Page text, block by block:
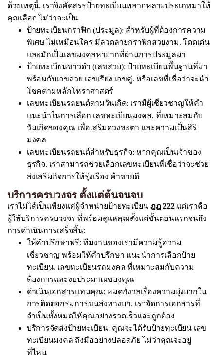
ด้วยเหตุนี้. เราจึงคัดสรรป้ายทะเบียนหลากหลายประเภทมาให้
คุณเลือก ไม่ว่าจะเป็น
ป้ายทะเบียนกราฟิก (ประมูล): สำหรับผู้ที่ต้องการความ
พิเศษ ไม่เหมือนใคร มีลวดลายกราฟิกสวยงาม. โดดเด่น
และมักเป็นเลขมงคลหายากที่ผ่านการประมูลมา
ป้ายทะเบียนขาวดำ (เลขสวย): ป้ายทะเบียนพื้นฐานที่มา
พร้อมกับเลขสวย เลขเรียง เลขคู่. หรือเลขที่เชื่อว่าจะนำ
โชคตามหลักโหราศาสตร์
เลขทะเบียนรถยนต์ตามวันเกิด: เรามีผู้เชี่ยวชาญให้คำ
แนะนำในการเลือก เลขทะเบียนมงคล. ที่เหมาะสมกับ
วันเกิดของคุณ เพื่อเสริมดวงชะตา และความเป็นสิริ
มงคล
เลขทะเบียนรถยนต์สำหรับธุรกิจ: หากคุณเป็นเจ้าของ
ธุรกิจ. เราสามารถช่วยเลือกเลขทะเบียนที่เชื่อว่าจะช่วย
ส่งเสริมกิจการให้รุ่งเรือง ค้าขายดี
บริการครบวงจร ตั้งแต่ต้นจนจบ
เราไม่ได้เป็นเพียงแค่ผู้จำหน่ายป้ายทะเบียน ฎฎ 222 แต่เราคือ
ผู้ให้บริการครบวงจร ที่พร้อมดูแลคุณตั้งแต่ขั้นตอนแรกจนถึง
การดำเนินการเสร็จสิ้น:
ให้คำปรึกษาฟรี: ทีมงานของเรามีความรู้ความ
เชี่ยวชาญ พร้อมให้คำปรึกษา แนะนำการเลือกป้าย
ทะเบียน. เลขทะเบียนรถมงคล ที่เหมาะสมกับความ
ต้องการและงบประมาณของคุณ
ดำเนินเอกสารแทนคุณ: หมดกังวลเรื่องความยุ่งยากใน
การติดต่อกรมการขนส่งทางบก. เราจัดการเอกสารที่
จำเป็นทั้งหมดให้คุณอย่างรวดเร็วและถูกต้อง
บริการจัดส่งป้ายทะเบียน: คุณจะได้รับป้ายทะเบียน เลข
ทะเบียนมงคล ถึงมืออย่างปลอดภัย ไม่ว่าคุณจะอยู่
ที่ไหน